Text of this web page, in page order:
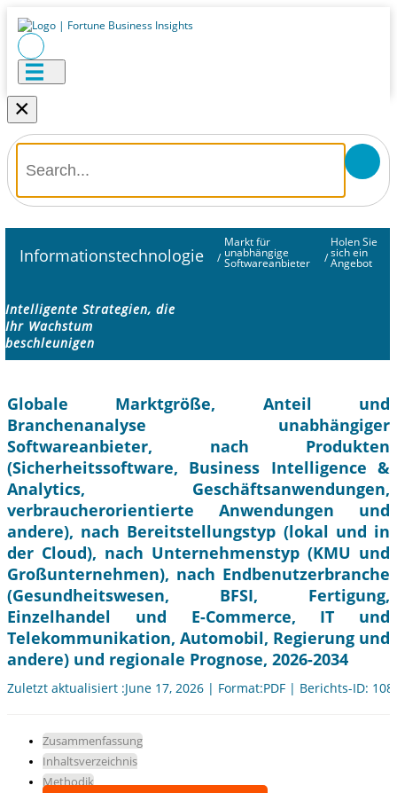
×
Informationstechnologie /
Markt für
unabhängige
Softwareanbieter /
Holen Sie
sich ein
Angebot
Intelligente Strategien, die
Ihr Wachstum
beschleunigen
Globale Marktgröße, Anteil und
Branchenanalyse unabhängiger
Softwareanbieter, nach Produkten
(Sicherheitssoftware, Business Intelligence &
Analytics, Geschäftsanwendungen,
verbraucherorientierte Anwendungen und
andere), nach Bereitstellungstyp (lokal und in
der Cloud), nach Unternehmenstyp (KMU und
Großunternehmen), nach Endbenutzerbranche
(Gesundheitswesen, BFSI, Fertigung,
Einzelhandel und E-Commerce, IT und
Telekommunikation, Automobil, Regierung und
andere) und regionale Prognose, 2026-2034
Zuletzt aktualisiert :June 17, 2026 | Format:PDF | Berichts-ID:
Zusammenfassung
Inhaltsverzeichnis
Methodik